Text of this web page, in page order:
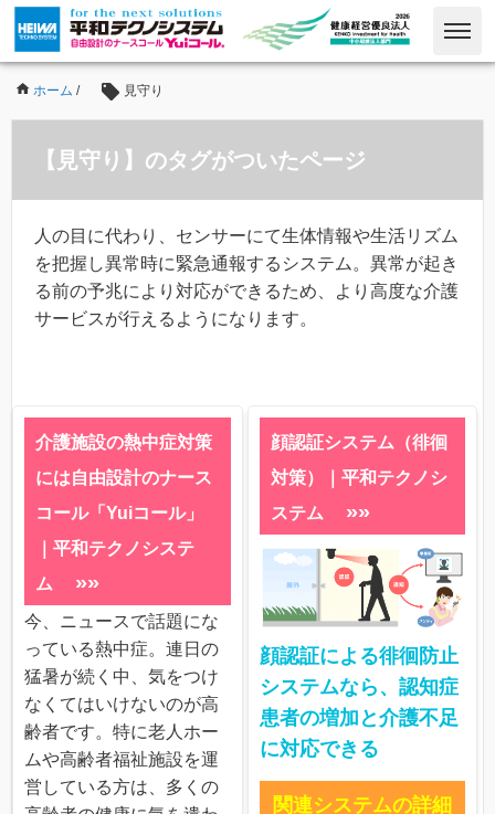
ホーム / 見守り
【見守り】のタグがついたページ
人の目に代わり、センサーにて生体情報や生活リズム
を把握し異常時に緊急通報するシステム。異常が起き
る前の予兆により対応ができるため、より高度な介護
サービスが行えるようになります。
介護施設の熱中症対策
には自由設計のナース
コール「Yuiコール」
｜平和テクノシステ
ム
»»
今、ニュースで話題にな
っている熱中症。連日の
猛暑が続く中、気をつけ
なくてはいけないのが高
齢者です。特に老人ホー
ムや高齢者福祉施設を運
営している方は、多くの
顔認証システム（徘徊
対策）｜平和テクノシ
ステム
»»
顔認証による徘徊防止
システムなら、認知症
患者の増加と介護不足
に対応できる
関連システムの詳細